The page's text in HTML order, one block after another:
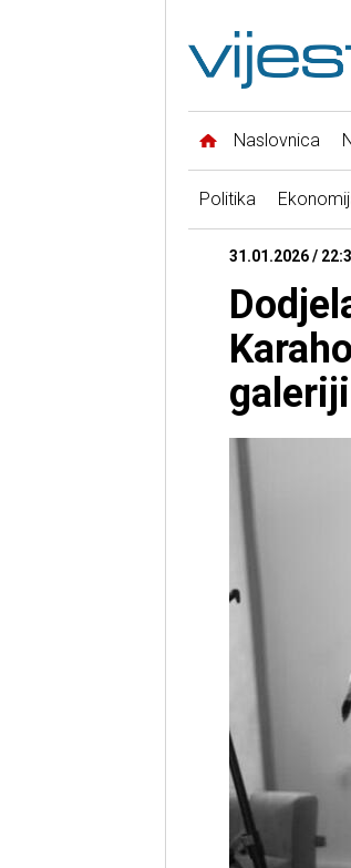
Naslovnica
Politika
31.01.2026 /